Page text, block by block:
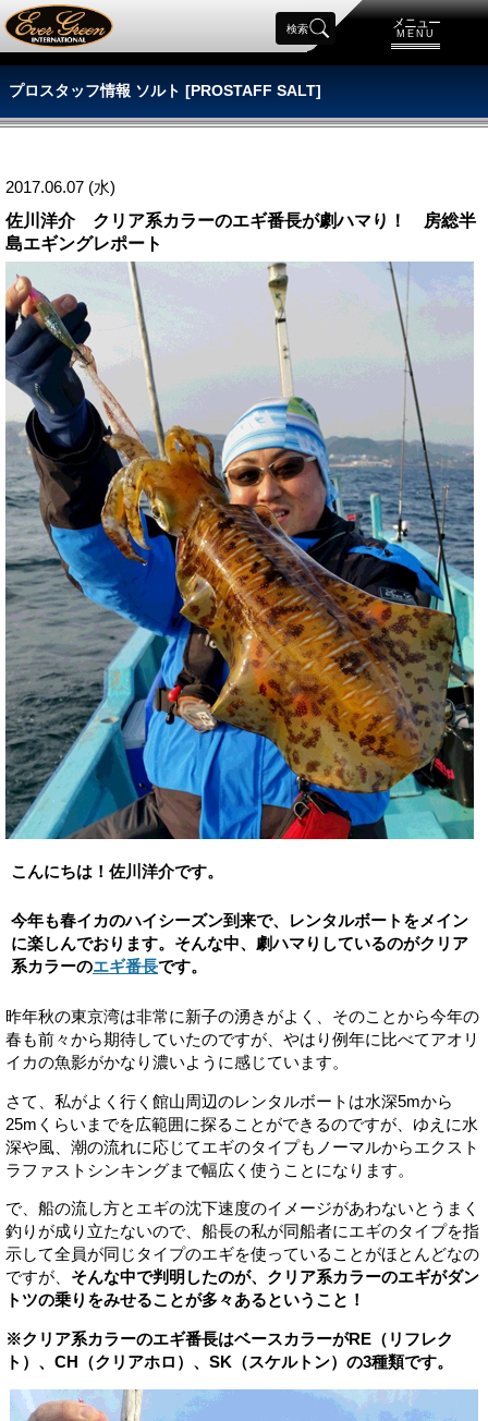
メニュー
MENU
検索
プロスタッフ情報 ソルト [PROSTAFF SALT]
2017.06.07 (水)
佐川洋介 クリア系カラーのエギ番長が劇ハマり！ 房総半
島エギングレポート
こんにちは！佐川洋介です。
今年も春イカのハイシーズン到来で、レンタルボートをメイン
に楽しんでおります。そんな中、劇ハマりしているのがクリア
系カラーのエギ番長です。
昨年秋の東京湾は非常に新子の湧きがよく、そのことから今年の
春も前々から期待していたのですが、やはり例年に比べてアオリ
イカの魚影がかなり濃いように感じています。
さて、私がよく行く館山周辺のレンタルボートは水深5mから
25mくらいまでを広範囲に探ることができるのですが、ゆえに水
深や風、潮の流れに応じてエギのタイプもノーマルからエクスト
ラファストシンキングまで幅広く使うことになります。
で、船の流し方とエギの沈下速度のイメージがあわないとうまく
釣りが成り立たないので、船長の私が同船者にエギのタイプを指
示して全員が同じタイプのエギを使っていることがほとんどなの
ですが、 そんな中で判明したのが、クリア系カラーのエギがダン
トツの乗りをみせることが多々あるということ！
※クリア系カラーのエギ番長はベースカラーがRE（リフレク
ト）、CH（クリアホロ）、SK（スケルトン）の3種類です。